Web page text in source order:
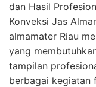
dan Hasil
Konveksi Jas
almamater Riau
yang
tampilan
berbagai kegiatan